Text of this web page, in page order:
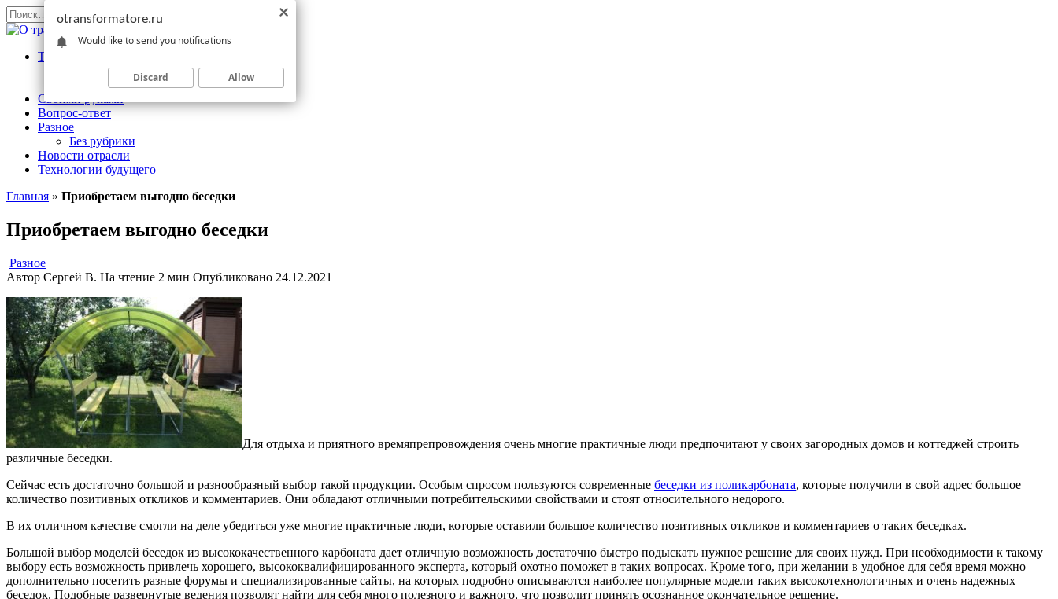
Перейти
к
содержанию
Search
for:
Трансформаторы
Измерительный
Силовой
Своими руками
Вопрос-ответ
Разное
Без рубрики
Новости отрасли
Технологии будущего
Главная » Приобретаем выгодно беседки
Приобретаем выгодно беседки
Разное
Автор Сергей В. На чтение 2 мин Опубликовано 24.12.2021
Для отдыха и приятного времяпрепровождения очень многие практичные люди предпочитают у своих загородных домов и коттеджей строить
различные беседки.
Сейчас есть достаточно большой и разнообразный выбор такой продукции. Особым спросом пользуются современные беседки из поликарбоната, которые получили в свой адрес большое
количество позитивных откликов и комментариев. Они обладают отличными потребительскими свойствами и стоят относительного недорого.
В их отличном качестве смогли на деле убедиться уже многие практичные люди, которые оставили большое количество позитивных откликов и комментариев о таких беседках.
Большой выбор моделей беседок из высококачественного карбоната дает отличную возможность достаточно быстро подыскать нужное решение для своих нужд. При необходимости к такому
выбору есть возможность привлечь хорошего, высококвалифицированного эксперта, который охотно поможет в таких вопросах. Кроме того, при желании в удобное для себя время можно
дополнительно посетить разные форумы и специализированные сайты, на которых подробно описываются наиболее популярные модели таких высокотехнологичных и очень надежных
беседок. Подобные развернутые ведения позволят найти для себя много полезного и важного, что позволит принять осознанное окончательное решение.
otransformatore.ru
Would like to send you notifications
Discard Allow